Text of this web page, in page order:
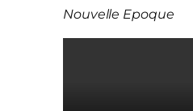
Nouvelle Epoque